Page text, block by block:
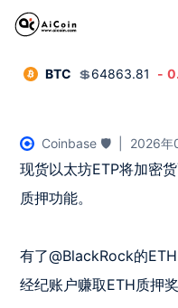
BTC 💲64863.81 -
Coinbase 🛡️ 2026年
现货以太坊ETP将加密
质押功能。
有了@BlackRock的
经纪账户赚取ETH质押奖